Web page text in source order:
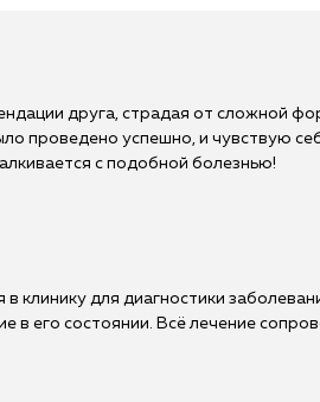
друга, страдая от сложной
проведено успешно, и чувствую
с подобной болезнью!
клинику для диагностики
в его состоянии. Всё лечение